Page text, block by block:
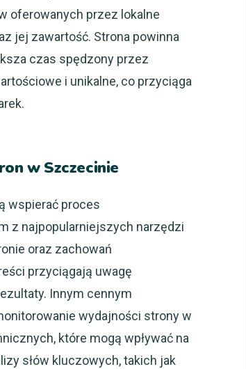
oferowanych przez lokalne
jej zawartość. Strona powinna
czas spędzony przez
i unikalne, co przyciąga
w Szczecinie
wspierać proces
z najpopularniejszych narzędzi
oraz zachowań
przyciągają uwagę
Innym cennym
wydajności strony w
które mogą wpływać na
słów kluczowych, takich jak